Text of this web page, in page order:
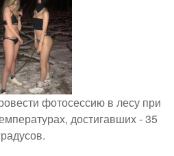
фотосессию в лесу при
достигавших - 35